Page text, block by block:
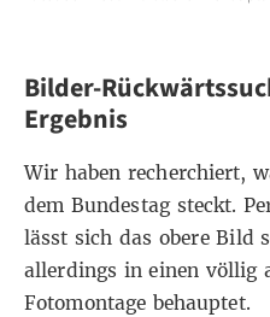
Bilder-
Ergebnis
Wir haben recherchiert,
dem Bundestag steckt.
lässt sich das obere Bild
allerdings in einen völlig
Fotomontage behauptet.